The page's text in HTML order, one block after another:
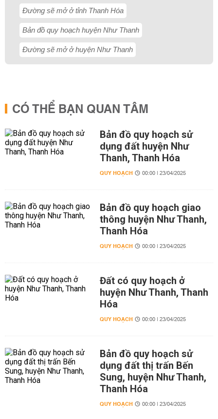
Đường sẽ mở ở tỉnh Thanh Hóa
Bản đồ quy hoạch huyện Như Thanh
Đường sẽ mở ở huyện Như Thanh
CÓ THỂ BẠN QUAN TÂM
Bản đồ quy hoạch sử
dụng đất huyện Như
Thanh, Thanh Hóa
QUY HOẠCH 00:00 | 23/04/2025
Bản đồ quy hoạch giao
thông huyện Như Thanh,
Thanh Hóa
QUY HOẠCH 00:00 | 23/04/2025
Đất có quy hoạch ở
huyện Như Thanh, Thanh
Hóa
QUY HOẠCH 00:00 | 23/04/2025
Bản đồ quy hoạch sử
dụng đất thị trấn Bến
Sung, huyện Như Thanh,
Thanh Hóa
QUY HOẠCH 00:00 | 23/04/2025